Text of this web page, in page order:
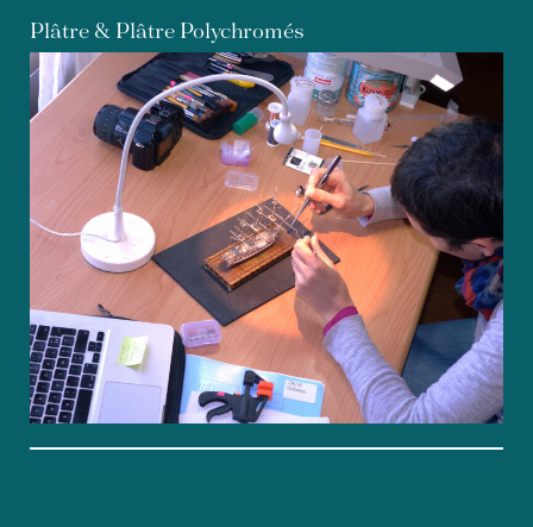
Plâtre & Plâtre Polychromés